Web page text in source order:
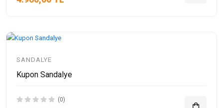
SANDALYE
Kupon Sandalye
(0)